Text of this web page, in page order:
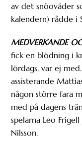
av det snöoväder
kalendern) rådde i
MEDVERKANDE
fick en blödning i
lördags, var ej
assisterande
någon större fara
med på dagens
spelarna Leo
Nilsson.